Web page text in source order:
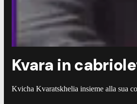
Kvara in
Kvicha Kvaratskhelia insieme alla sua